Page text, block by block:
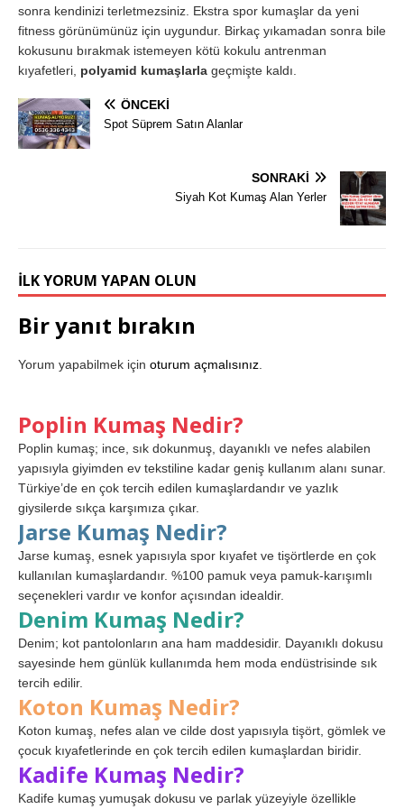
sonra kendinizi terletmezsiniz. Ekstra spor kumaşlar da yeni
fitness görünümünüz için uygundur. Birkaç yıkamadan sonra bile
kokusunu bırakmak istemeyen kötü kokulu antrenman
kıyafetleri, polyamid kumaşlarla geçmişte kaldı.
ÖNCEKI
Spot Süprem Satın Alanlar
SONRAKI
Siyah Kot Kumaş Alan Yerler
İLK YORUM YAPAN OLUN
Bir yanıt bırakın
Yorum yapabilmek için oturum açmalısınız
Poplin Kumaş Nedir?
Poplin kumaş; ince, sık dokunmuş, dayanıklı ve nefes alabilen
yapısıyla giyimden ev tekstiline kadar geniş kullanım alanı sunar.
Türkiye’de en çok tercih edilen kumaşlardandır ve yazlık
giysilerde sıkça karşımıza çıkar.
Jarse Kumaş Nedir?
Jarse kumaş, esnek yapısıyla spor kıyafet ve tişörtlerde en çok
kullanılan kumaşlardandır. %100 pamuk veya pamuk-karışımlı
seçenekleri vardır ve konfor açısından idealdir.
Denim Kumaş Nedir?
Denim; kot pantolonların ana ham maddesidir. Dayanıklı dokusu
sayesinde hem günlük kullanımda hem moda endüstrisinde sık
tercih edilir.
Koton Kumaş Nedir?
Koton kumaş, nefes alan ve cilde dost yapısıyla tişört, gömlek ve
çocuk kıyafetlerinde en çok tercih edilen kumaşlardan biridir.
Kadife Kumaş Nedir?
Kadife kumaş yumuşak dokusu ve parlak yüzeyiyle özellikle